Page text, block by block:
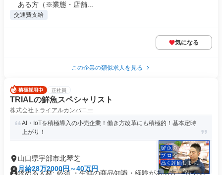
ある方（※業態・店舗...
交通費支給
気になる
この企業の類似求人を見る
正社員
TRIALの鮮魚スペシャリスト
株式会社トライアルカンパニー
AI・IoTを積極導入の小売企業！働き方改革にも積極的！基本定時
上がり！
山口県宇部市北琴芝
月給28万2000円～40万円
求める人材: 必須 ・生鮮の商品知識・経験がある方 ・仕入れ